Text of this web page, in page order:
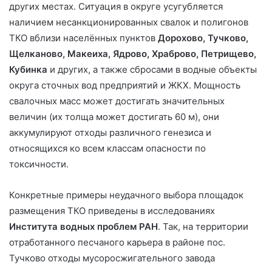
других местах. Ситуация в округе усугубляется
наличием несанкционированных свалок и полигонов
ТКО вблизи населённых пунктов Дорохово, Тучково,
Щелканово, Макеиха, Ядрово, Храброво, Петрищево,
Кубинка и других, а также сбросами в водные объекты
округа сточных вод предприятий и ЖКХ. Мощность
свалочных масс может достигать значительных
величин (их толща может достигать 60 м), они
аккумулируют отходы различного генезиса и
относящихся ко всем классам опасности по
токсичности.
Конкретные примеры неудачного выбора площадок
размещения ТКО приведены в исследованиях
Института водных проблем РАН. Так, на территории
отработанного песчаного карьера в районе пос.
Тучково отходы мусоросжигательного завода